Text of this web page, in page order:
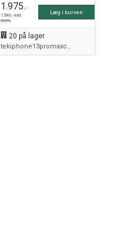
1.975,-
1.580,- excl.
moms
Læg i kurven
20 på lager
tekiphone13promaxcombo